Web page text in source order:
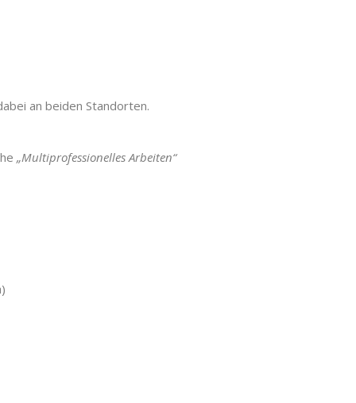
an beiden Standorten.
„Multiprofessionelles Arbeiten“